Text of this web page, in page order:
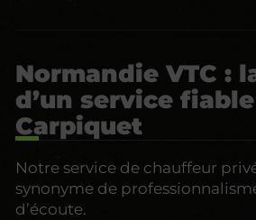
Normandie VTC :
d’un service
Carpiquet
Notre service de chauffeur
synonyme de
d’écoute.